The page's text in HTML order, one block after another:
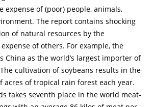
expense of (poor) people, animals,
The report contains shocking
of natural resources by the
of others. For example, the
China as the world’s largest importer of
cultivation of soybeans results in the
of tropical rain forest each year.
takes seventh place in the world meat-